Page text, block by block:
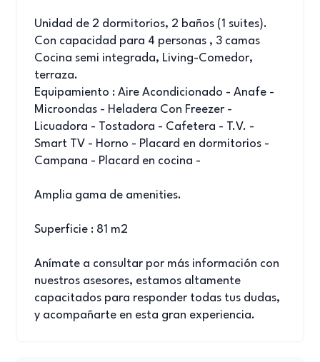
Unidad de 2 dormitorios, 2 baños (1 suites).
Con capacidad para 4 personas , 3 camas
Cocina semi integrada, Living-Comedor,
terraza.
Equipamiento : Aire Acondicionado - Anafe -
Microondas - Heladera Con Freezer -
Licuadora - Tostadora - Cafetera - T.V. -
Smart TV - Horno - Placard en dormitorios -
Campana - Placard en cocina -
Amplia gama de amenities.
Superficie : 81 m2
Anímate a consultar por más información con
nuestros asesores, estamos altamente
capacitados para responder todas tus dudas,
y acompañarte en esta gran experiencia.